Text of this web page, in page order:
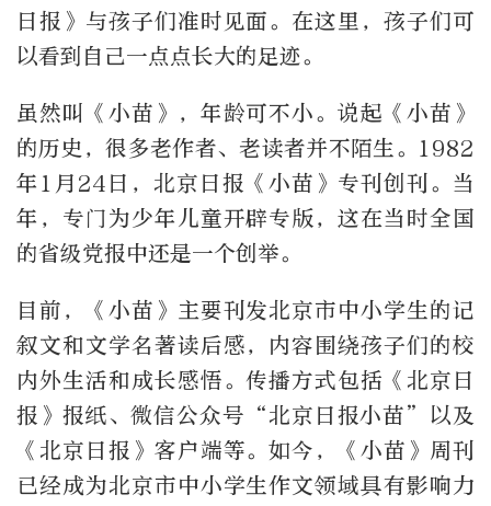
日报》与孩子们准时见面。在这里，孩子们可
以看到自己一点点长大的足迹。
虽然叫《小苗》，年龄可不小。说起《小苗》
的历史，很多老作者、老读者并不陌生。1982
年1月24日，北京日报《小苗》专刊创刊。当
年，专门为少年儿童开辟专版，这在当时全国
的省级党报中还是一个创举。
目前，《小苗》主要刊发北京市中小学生的记
叙文和文学名著读后感，内容围绕孩子们的校
内外生活和成长感悟。传播方式包括《北京日
报》报纸、微信公众号“北京日报小苗”以及
《北京日报》客户端等。如今，《小苗》周刊
已经成为北京市中小学生作文领域具有影响力